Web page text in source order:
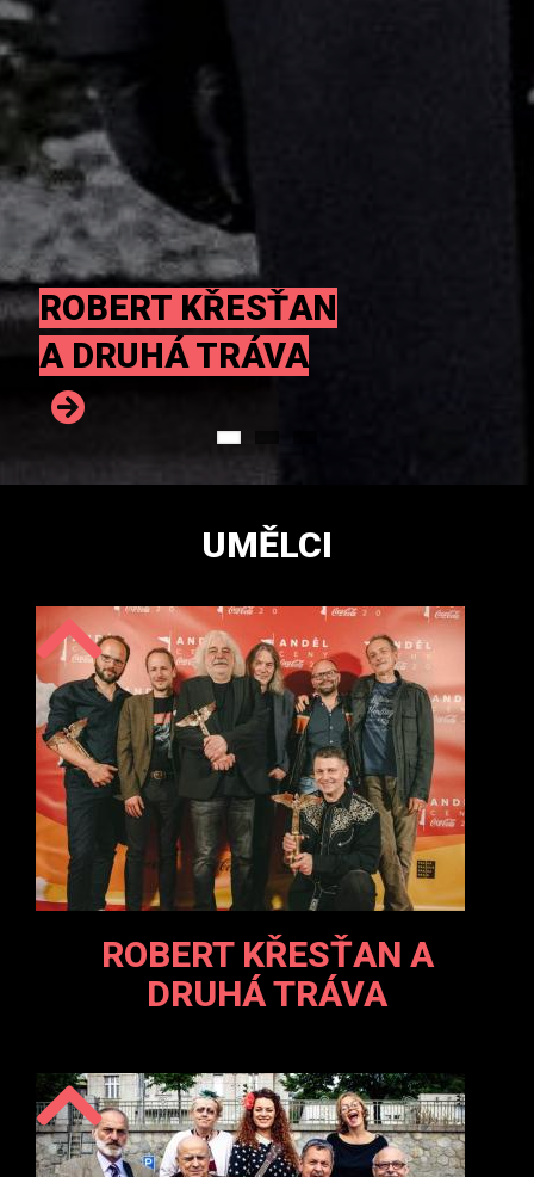
ROBERT KŘESŤAN
A DRUHÁ TRÁVA
JAVORY
AG FLEK
UMĚLCI
ROBERT KŘESŤAN A
DRUHÁ TRÁVA